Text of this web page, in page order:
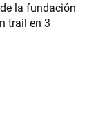
la fundación
trail en 3